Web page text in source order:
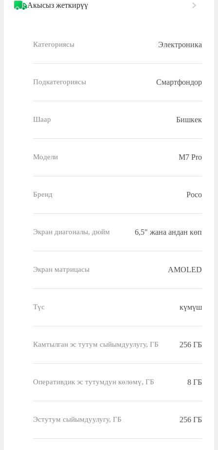
Акысыз жеткирүү
Категориясы Электроника
Подкатегориясы Смартфондор
Шаар Бишкек
Модели M7 Pro
Бренд Poco
Экран диагоналы, дюйм 6,5" жана андан көп
Экран матрицасы AMOLED
Түс күмүш
Камтылган эс тутум сыйымдуулугу, ГБ 256 ГБ
Оперативдик эс тутумдун көлөмү, ГБ 8 ГБ
Эстутум сыйымдуулугу, ГБ 256 ГБ